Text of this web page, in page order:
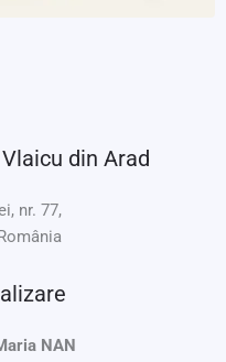
din Arad
nr. 77,
NAN